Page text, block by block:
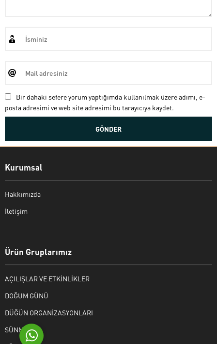
Bir dahaki sefere yorum yaptığımda kullanılmak üzere adımı, e-
posta adresimi ve web site adresimi bu tarayıcıya kaydet.
Kurumsal
Hakkımızda
İletişim
Ürün Gruplarımız
AÇILIŞLAR VE ETKİNLİKLER
DOĞUM GÜNÜ
DÜĞÜN ORGANİZASYONLARI
SÜNNET